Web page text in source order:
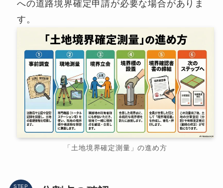
への道路境界確定申請が必要な場合がありま
す。
「土地境界確定測量」の進め方
STEP